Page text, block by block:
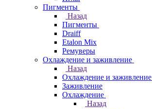
Пигменты
Назад
Пигменты
Draiff
Etalon Mix
Ремуверы
Охлаждение и заживление
Назад
Охлаждение и заживление
Заживление
Охлаждение
Назад